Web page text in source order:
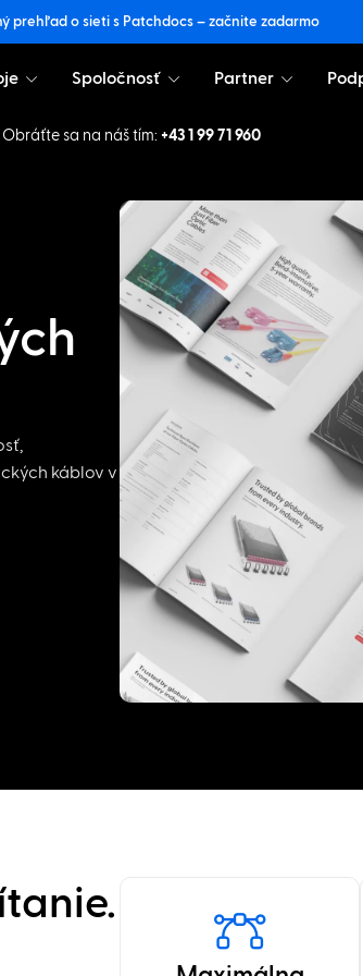
prehľad o sieti s Patchdocs – začnite zadarmo
Spoločnosť Partner
Obráťte sa na náš tím: +43 1 99 71 960
káblov v